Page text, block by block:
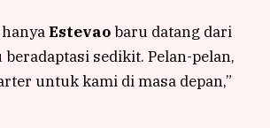
Estevaobaru datang dari
sedikit. Pelan-pelan,
untuk kami di masa depan,”